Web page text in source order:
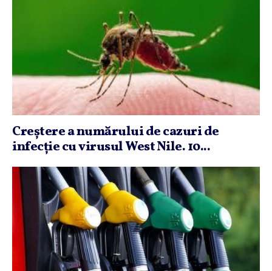
Creştere a numărului de cazuri de
infecţie cu virusul West Nile. 10...